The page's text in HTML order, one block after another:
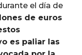
el día de
de euros
es paliar las